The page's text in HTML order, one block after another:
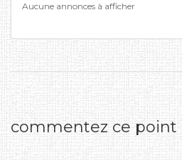
Aucune annonces à afficher
commentez ce point